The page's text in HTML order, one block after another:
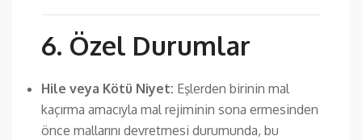
6. Özel Durumlar
Hile veya Kötü Niyet: Eşlerden birinin mal
kaçırma amacıyla mal rejiminin sona ermesinden
önce mallarını devretmesi durumunda, bu